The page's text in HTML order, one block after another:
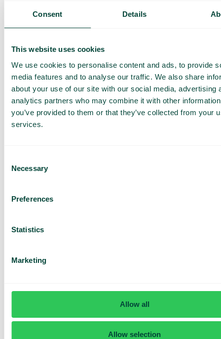
Consent Details
This website uses cookies
We use cookies to personalise content and ads, to provide
media features and to analyse our traffic. We also share
about your use of our site with our social media, advertising
analytics partners who may combine it with other
you’ve provided to them or that they’ve collected from your
services.
Selection
Necessary
Preferences
Statistics
Marketing
Allow all
Allow selection
och vad förändringen blir i kostnad per månad.
Licenseroch klicka påBind om licenser. Här listas alla
licenser som går att binda om.
Uppgradera från Fixed till Mobile
När företagets behov förändras måste telefonin hänga
Du är självklart välkommen att kontakta din
Få en
skräddarsydd
offert